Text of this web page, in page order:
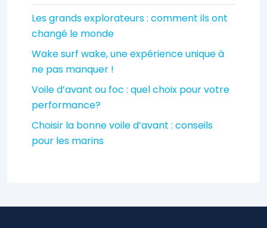
Les grands explorateurs : comment ils ont
changé le monde
Wake surf wake, une expérience unique à
ne pas manquer !
Voile d’avant ou foc : quel choix pour votre
performance?
Choisir la bonne voile d’avant : conseils
pour les marins